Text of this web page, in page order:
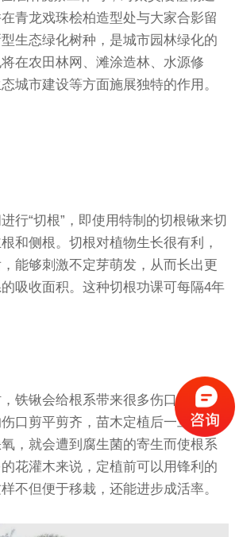
青龙戏珠桧柏造型处与大家合影留
生态绿化树种，是城市园林绿化的
在农田林网、滩涂造林、水源修
城市建设等方面施展独特的作用。
行“切根”，即使用特制的切根锹来切
和侧根。切根对植物生长很有利，
能够刺激不定芽萌发，从而长出更
吸收面积。这种切根功课可每隔4年
铁锹会给根系带来很多伤口。假如
口剪平剪齐，苗木定植后一旦水分
，就会遭到腐生菌的寄生而使根系
花灌木来说，定植前可以用锋利的
不但便于移栽，还能进步成活率。